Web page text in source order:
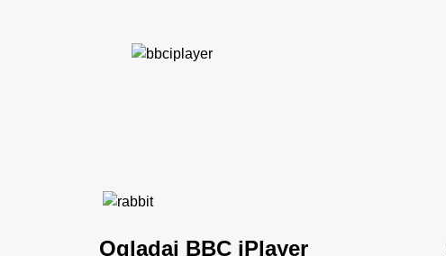
Oglądaj BBC iPlayer